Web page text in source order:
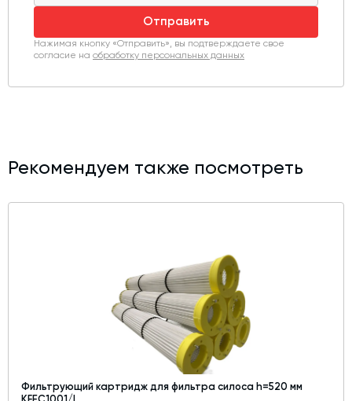
Отправить
Нажимая кнопку «Отправить», вы подтверждаете свое
согласие на обработку персональных данных
Рекомендуем также посмотреть
Фильтрующий картридж для фильтра силоса h=520 мм